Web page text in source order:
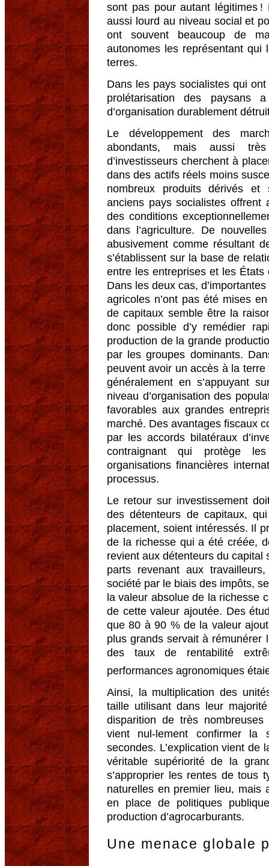
sont pas pour autant légitimes !
aussi lourd au niveau social et
ont souvent beaucoup de
autonomes les représentant qui
terres.
Dans les pays socialistes qui
prolétarisation des
d’organisation durablement
Le développement des
abondants, mais aussi
d’investisseurs cherchent à
dans des actifs réels moins
nombreux produits dérivés et
anciens pays socialistes offrent
des conditions
dans l’agriculture. De
abusivement comme résultant
s’établissent sur la base de
entre les entreprises et les
Dans les deux cas,
agricoles n’ont pas été mises
de capitaux semble être la
donc possible d’y remédier
production de la grande
par les groupes dominants.
peuvent avoir un accès à la
généralement en s’appuyant
niveau d’organisation des
favorables aux grandes
marché. Des avantages fiscaux
par les accords bilatéraux
contraignant qui protège
organisations financières
processus.
Le retour sur investissement
des détenteurs de capitaux,
placement, soient intéressés. Il
de la richesse qui a été créée,
revient aux détenteurs du capital
parts revenant aux
société par le biais des impôts,
la valeur absolue de la richesse
de cette valeur ajoutée. Des
que 80 à 90 % de la valeur
plus grands servait à rémunérer
des taux de rentabilité
performances agronomiques
Ainsi, la multiplication des
taille utilisant dans leur
disparition de très
vient nul-lement confirmer la
secondes. L’explication vient de
véritable supériorité de la
s’approprier les rentes de tous
naturelles en premier lieu, mais
en place de politiques
production d’agrocarburants.
Une menace globale